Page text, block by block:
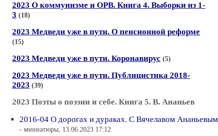
2023 О коммунизме и ОРВ. Книга 4. Выборки из 1-
3 (18)
2023 Медведи уже в пути. О пенсионной реформе
(15)
2023 Медведи уже в пути. Коронавирус (5)
2023 Медведи уже в пути. Публицистика 2018-
2023 (39)
2023 Поэты о поэзии и себе. Книга 5. В. Ананьев
2016-04 О дорогах и дураках. С Вячелавом Ананьевым
- миниатюры, 13.06.2023 17:12